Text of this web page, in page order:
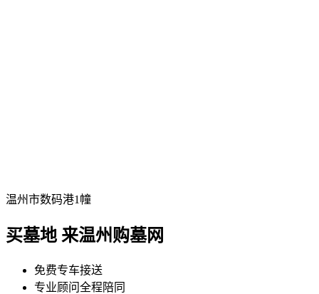
温州市数码港1幢
买墓地 来温州购墓网
免费专车接送
专业顾问全程陪同